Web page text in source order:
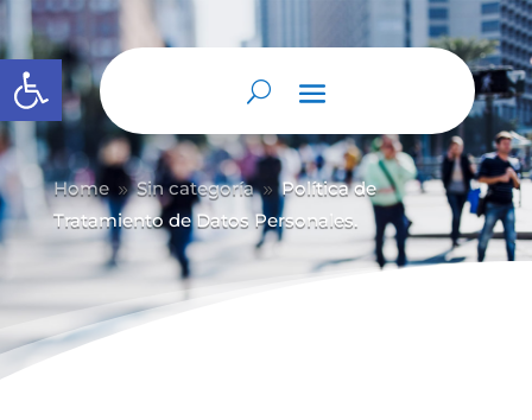
Abrir barra de herramientas
Home 9 Sin categoría 9 Política de
Tratamiento de Datos Personales.